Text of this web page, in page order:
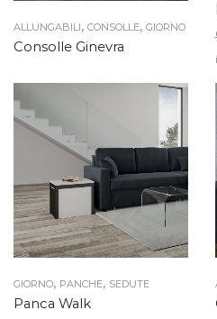
ALLUNGABILI, CONSOLLE, GIORNO
Consolle Ginevra
GIORNO, PANCHE, SEDUTE
Panca Walk